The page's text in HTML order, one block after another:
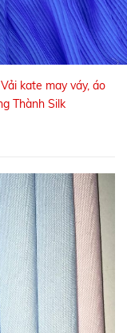
Vải kate may váy, áo
Thành Silk